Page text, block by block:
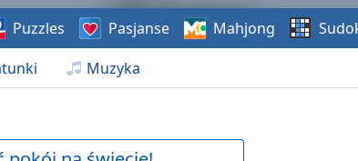
Muzyka
Puzzles Pasjanse Mahjong